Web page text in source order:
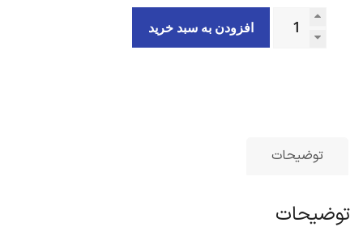
افزودن به سبد خرید
توضیحات
توضیحات